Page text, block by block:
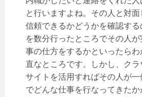
と行いますよね。その人と対
信頼できるかどうかを確認す
を数分行ったところでその人
事の仕方をするかといったら
直なところです。しかし、ク
サイトを活用すればその人が
でどんな仕事を行なってきたか